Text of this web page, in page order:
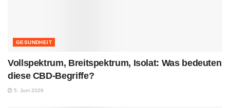
GESUNDHEIT
Vollspektrum, Breitspektrum, Isolat: Was bedeuten
diese CBD-Begriffe?
5. Juni 2026